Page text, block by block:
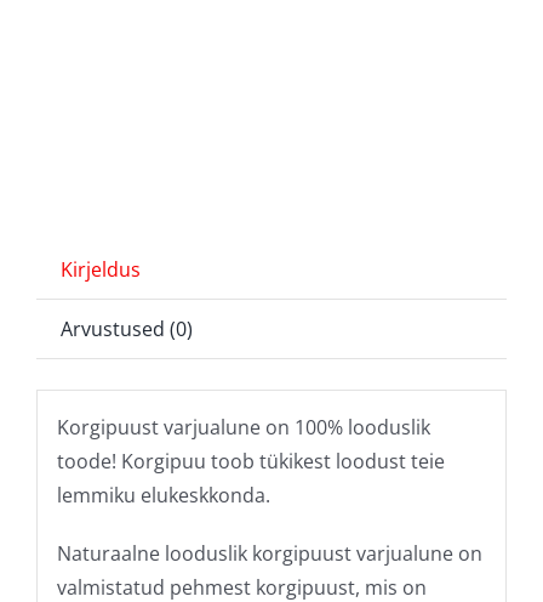
Kirjeldus
Arvustused (0)
Korgipuust varjualune on 100% looduslik
toode! Korgipuu toob tükikest loodust teie
lemmiku elukeskkonda.
Naturaalne looduslik korgipuust varjualune on
valmistatud pehmest korgipuust, mis on